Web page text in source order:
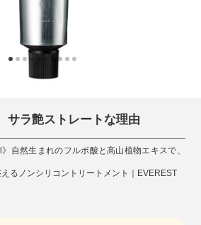
サラ艶ストレートな理由
自然生まれのフルボ酸と高山植物エキスで、
るノンシリコントリートメント｜EVEREST